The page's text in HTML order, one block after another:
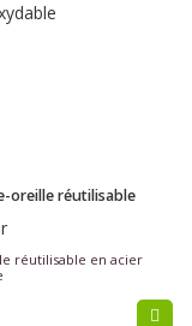
oreille réutilisable
réutilisable en acier